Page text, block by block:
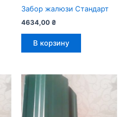
Забор жалюзи Стандарт
4634,00 ₴
В корзину